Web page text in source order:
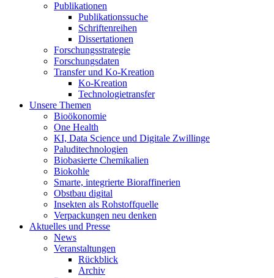
Publikationen
Publikationssuche
Schriftenreihen
Dissertationen
Forschungsstrategie
Forschungsdaten
Transfer und Ko-Kreation
Ko-Kreation
Technologietransfer
Unsere Themen
Bioökonomie
One Health
KI, Data Science und Digitale Zwillinge
Paluditechnologien
Biobasierte Chemikalien
Biokohle
Smarte, integrierte Bioraffinerien
Obstbau digital
Insekten als Rohstoffquelle
Verpackungen neu denken
Aktuelles und Presse
News
Veranstaltungen
Rückblick
Archiv